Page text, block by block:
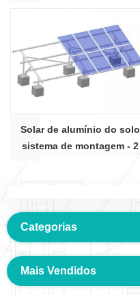
Solar de alumínio do solo
sistema de montagem - 2
Categorias
Mais Vendidos